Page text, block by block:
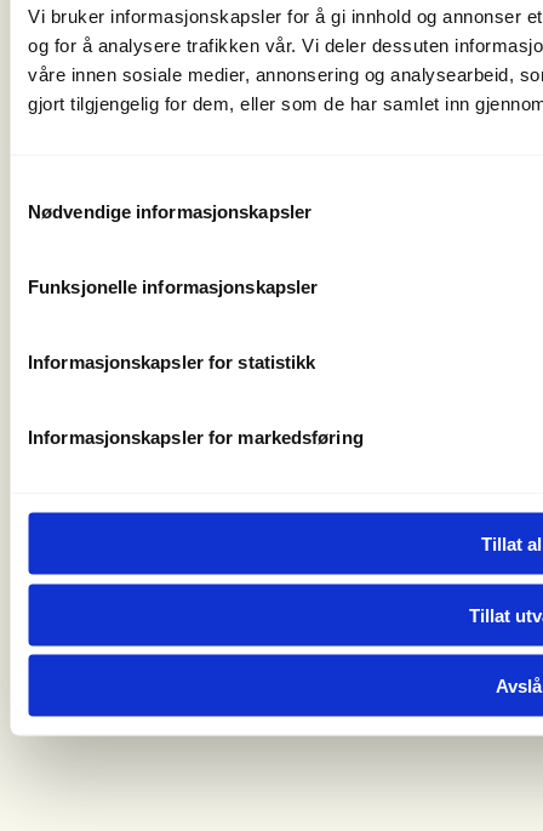
Vi bruker informasjonskapsler for å gi innhold og annonser
og for å analysere trafikken vår. Vi deler dessuten
våre innen sosiale medier, annonsering og analysearbeid,
gjort tilgjengelig for dem, eller som de har samlet inn
Nødvendige informasjonskapsler
Funksjonelle informasjonskapsler
Informasjonskapsler for statistikk
Informasjonskapsler for markedsføring
Tillat
Tillat
Avslå
Organisasjonsnummer 971 262 834
Medlemsorganisasjoner
For presse
Våre ansatte
Friluftlivets uke
Personvern og informasjonskapsler